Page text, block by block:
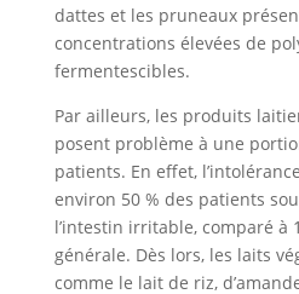
dattes et les pruneaux
concentrations élevées de
fermentescibles.
Par ailleurs, les produits
posent problème à une
patients. En effet,
environ 50 % des patients
l’intestin irritable, comparé à
générale. Dès lors, les laits
comme le lait de riz,